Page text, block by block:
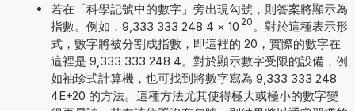
若在「科學記號中的數字」旁出現勾號，則答案將顯示為
指數。例如，9,333 333 248 4 × 10 20 。對於這種表示形
式，數字將被分割成指數，即這裡的 20，實際的數字在
這裡是 9,333 333 248 4。對於顯示數字受限的設備，例
如袖珍式計算機，也可找到將數字寫為 9,333 333 248
4E+20 的方法。這種方法尤其使得極大或極小的數字變